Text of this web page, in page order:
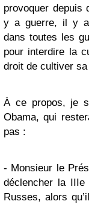
provoquer depuis
y a guerre, il y
dans toutes les
pour interdire la
droit de cultiver
À ce propos, je
Obama, qui
pas :
- Monsieur le
déclencher la IIIe
Russes, alors